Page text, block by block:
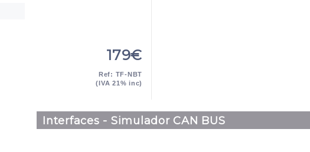
179€
Ref: TF-NBT
(IVA 21% inc)
Interfaces - Simulador CAN BUS